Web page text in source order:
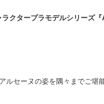
クタープラモデルシリーズ『
セーヌの姿を隅々までご堪